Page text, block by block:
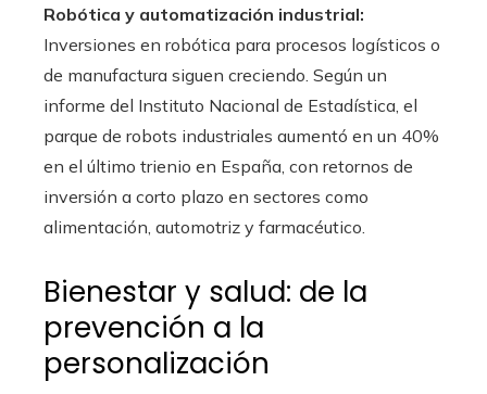
Robótica y automatización industrial:
Inversiones en robótica para procesos logísticos o
de manufactura siguen creciendo. Según un
informe del Instituto Nacional de Estadística, el
parque de robots industriales aumentó en un 40%
en el último trienio en España, con retornos de
inversión a corto plazo en sectores como
alimentación, automotriz y farmacéutico.
Bienestar y salud: de la
prevención a la
personalización